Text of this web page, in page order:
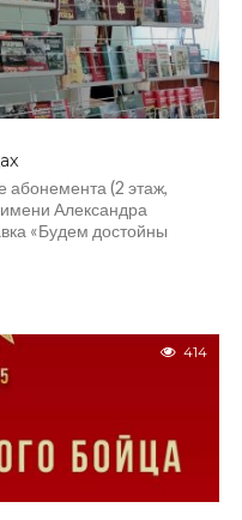
абонемента (2 этаж,
Александра
«Будем достойны
414